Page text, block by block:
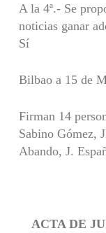
A la 4ª.- Se
noticias ganar
Sí
Bilbao a 15 de
Firman 14
Sabino Gómez,
Abando, J.
ACTA DE